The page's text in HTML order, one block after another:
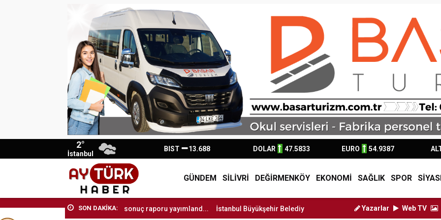
2°
İstanbul
BIST 13.688 DOLAR 47.5833 EURO 54.9387
GÜNDEM SİLİVRİ DEĞİRMENKÖY EKONOMİ SAĞLIK SPOR
SON DAKİKA:
LGS’de ilk yerleştirme sonuç raporu yayımland... İstanbul Büyükşehir Belediye Başkan Vekili Nu... Silivri Belediyesi'nden
Yazarlar Web TV